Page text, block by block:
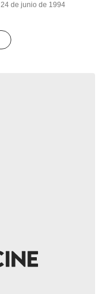
24 de junio de 1994